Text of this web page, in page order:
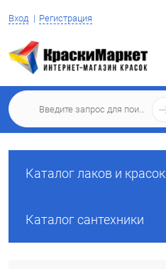
Вход Регистрация
Каталог лаков и красок
Каталог сантехники